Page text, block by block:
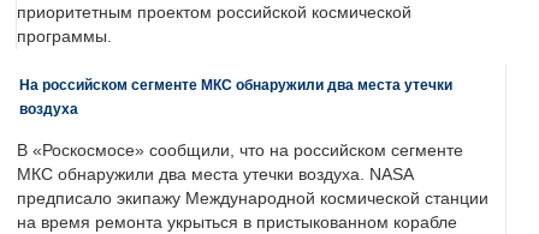
приоритетным проектом российской космической
программы.
На российском сегменте МКС обнаружили два места утечки
воздуха
В «Роскосмосе» сообщили, что на российском сегменте
МКС обнаружили два места утечки воздуха. NASA
предписало экипажу Международной космической станции
на время ремонта укрыться в пристыкованном корабле